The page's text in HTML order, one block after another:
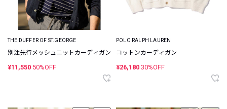
THE DUFFER OF ST.GEORGE
別注先行メッシュニットカーディガン
¥11,550 50%OFF
POLO RALPH LAUREN
コットンカーディガン
¥26,180 30%OFF